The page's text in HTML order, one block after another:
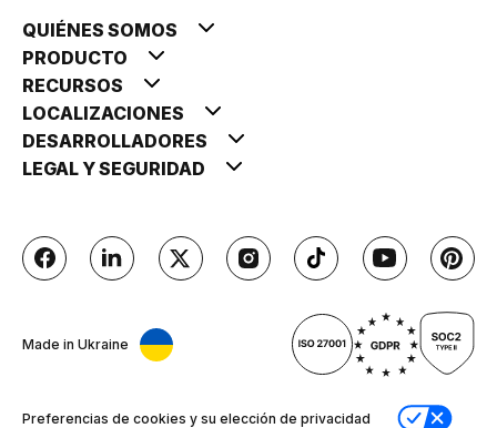
QUIÉNES SOMOS
PRODUCTO
RECURSOS
LOCALIZACIONES
DESARROLLADORES
LEGAL Y SEGURIDAD
Made in Ukraine
Preferencias de cookies y su elección de privacidad